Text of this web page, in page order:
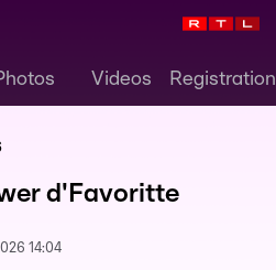
Videos Registration
d'Favoritte
14:04